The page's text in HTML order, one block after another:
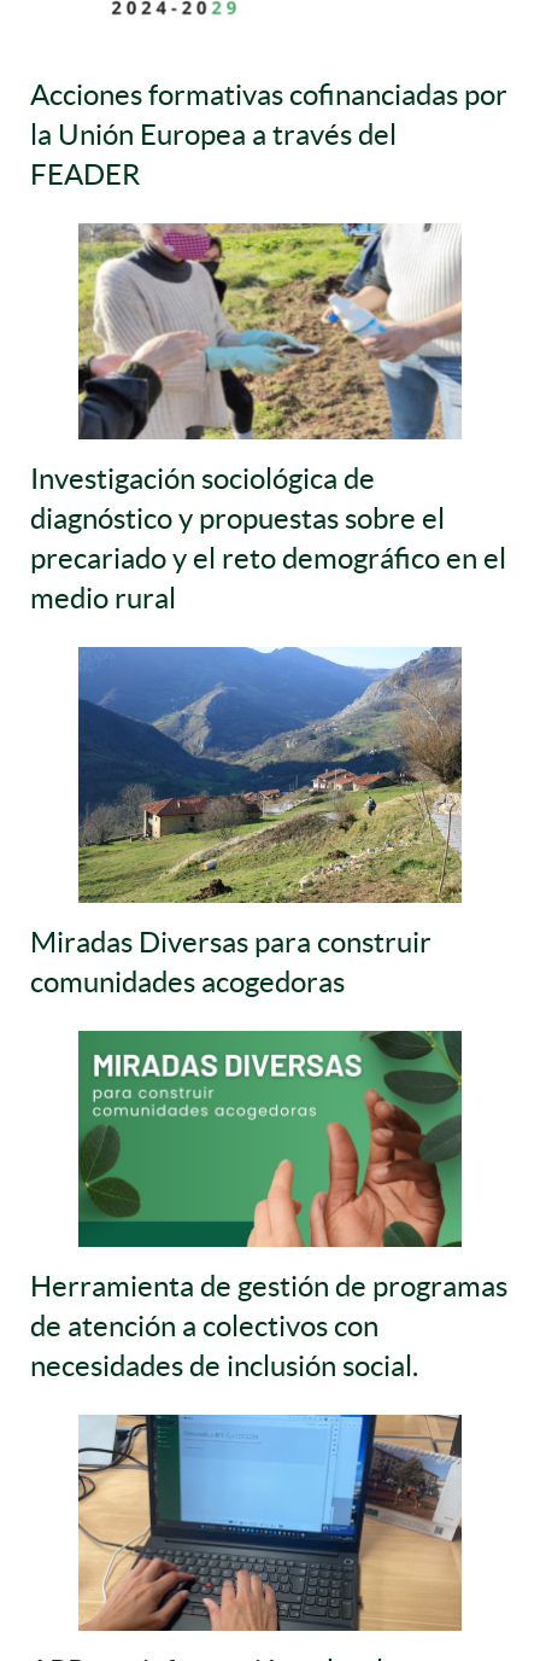
Acciones formativas cofinanciadas por
la Unión Europea a través del
FEADER
Investigación sociológica de
diagnóstico y propuestas sobre el
precariado y el reto demográfico en el
medio rural
Miradas Diversas para construir
comunidades acogedoras
Herramienta de gestión de programas
de atención a colectivos con
necesidades de inclusión social.